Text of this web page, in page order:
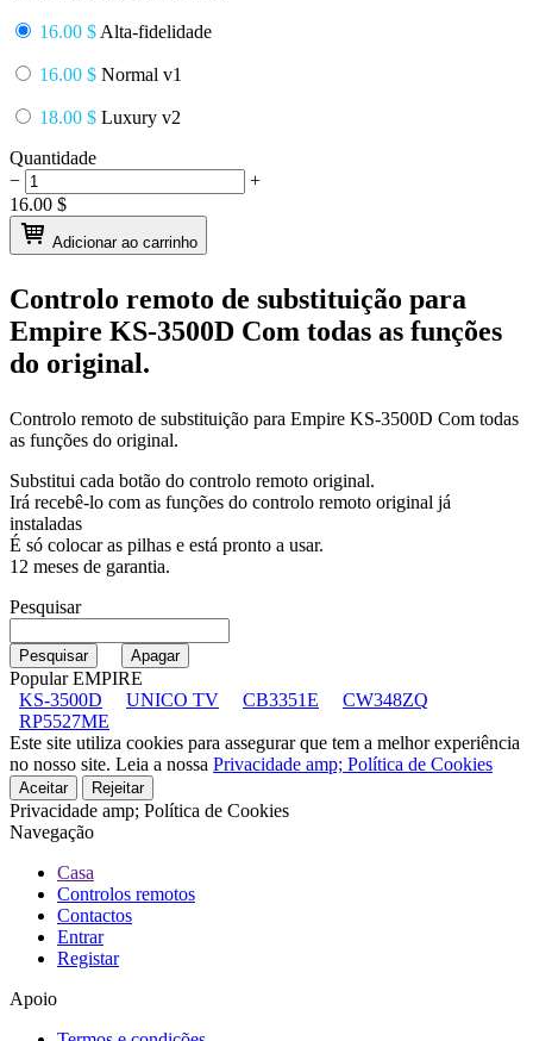
16.00 $ Alta-fidelidade
16.00 $ Normal v1
18.00 $ Luxury v2
Quantidade
−
+
16.00 $
Adicionar ao carrinho
Controlo remoto de substituição para
Empire KS-3500D Com todas as funções
do original.
Controlo remoto de substituição para Empire KS-3500D Com todas
as funções do original.
Substitui cada botão do controlo remoto original.
Irá recebê-lo com as funções do controlo remoto original já
instaladas
É só colocar as pilhas e está pronto a usar.
12 meses de garantia.
Pesquisar
Popular EMPIRE
KS-3500D
UNICO TV CB3351E
CW348ZQ
RP5527ME
Este site utiliza cookies para assegurar que tem a melhor experiência
no nosso site. Leia a nossa Privacidade amp; Política de Cookies
Aceitar Rejeitar
Privacidade amp; Política de Cookies
Navegação
Casa
Controlos remotos
Contactos
Entrar
Registar
Apoio